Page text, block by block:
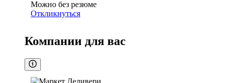
Можно без резюме
Откликнуться
Компании для вас